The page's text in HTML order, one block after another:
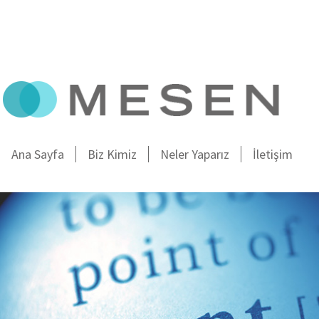
Ana Sayfa Biz Kimiz Neler Yaparız İletişim